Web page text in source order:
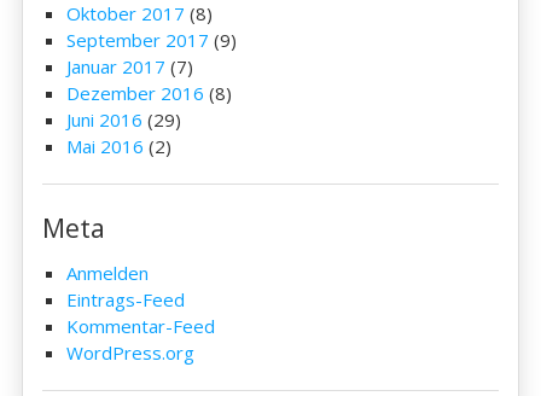
Oktober 2017 (8)
September 2017 (9)
Januar 2017 (7)
Dezember 2016 (8)
Juni 2016 (29)
Mai 2016 (2)
Meta
Anmelden
Eintrags-Feed
Kommentar-Feed
WordPress.org